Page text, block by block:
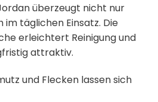
überzeugt nicht nur
täglichen Einsatz. Die
erleichtert Reinigung und
attraktiv.
und Flecken lassen sich